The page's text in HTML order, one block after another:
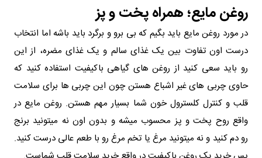
روغن مایع؛ همراه پخت‌ و پز
در مورد روغن مایع باید بگیم که بی برو و برگرد باید باشه اما انتخاب
درست اون تفاوت بین یک غذای سالم و یک غذای مضره، از این
رو باید سعی کنید از روغن‌ های گیاهی باکیفیت استفاده کنید که
حاوی چربی‌ های غیر اشباع هستن چون این چربی‌ ها برای سلامت
قلب و کنترل کلسترول خون شما بسیار مهم هستن. روغن مایع در
واقع روح پخت‌ و پز محسوب میشه و بدون اون نه میتونید برنج
رو دم کنید و نه میتونید مرغ یا تخم‌ مرغ رو با طعم عالی درست کنید.